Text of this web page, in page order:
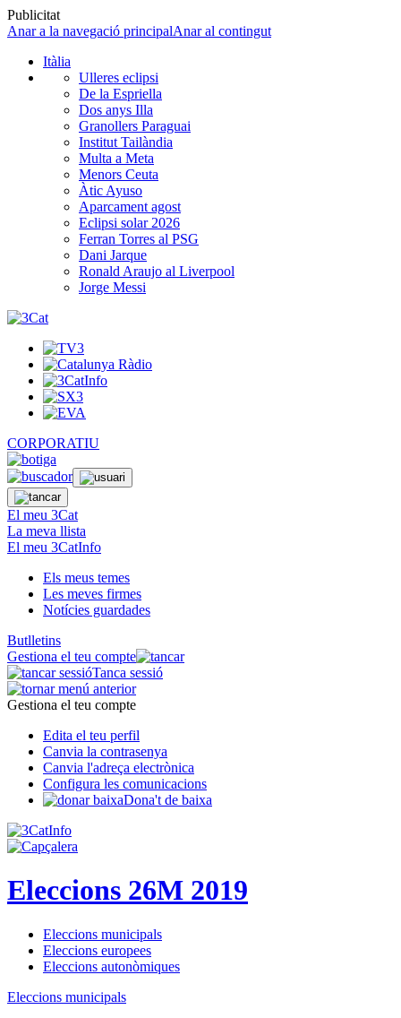
Publicitat
Anar a la navegació principalAnar al contingut
Itàlia
Ulleres eclipsi
De la Espriella
Dos anys Illa
Granollers Paraguai
Institut Tailàndia
Multa a Meta
Menors Ceuta
Àtic Ayuso
Aparcament agost
Eclipsi solar 2026
Ferran Torres al PSG
Dani Jarque
Ronald Araujo al Liverpool
Jorge Messi
CORPORATIU
El meu 3Cat
La meva llista
El meu 3CatInfo
Els meus temes
Les meves firmes
Notícies guardades
Butlletins
Gestiona el teu compte
Tanca sessió
Gestiona el teu compte
Edita el teu perfil
Canvia la contrasenya
Canvia l'adreça electrònica
Configura les comunicacions
Dona't de baixa
Eleccions 26M 2019
Eleccions municipals
Eleccions europees
Eleccions autonòmiques
Eleccions municipals